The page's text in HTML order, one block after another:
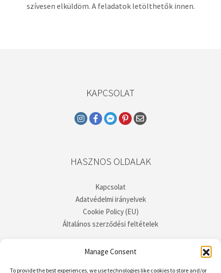
Manage Consent
To provide the best experiences, we use technologies like cookies to store and/or
szívesen elküldöm. A feladatok letölthetők innen.
KAPCSOLAT
HASZNOS OLDALAK
Kapcsolat
Adatvédelmi irányelvek
Cookie Policy (EU)
Általános szerződési feltételek